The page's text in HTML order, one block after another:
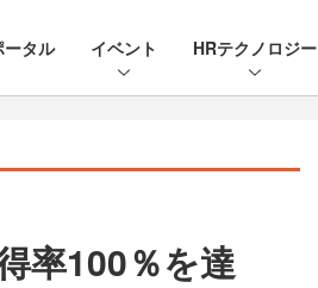
ータル イベント HRテクノロジー
率100％を達